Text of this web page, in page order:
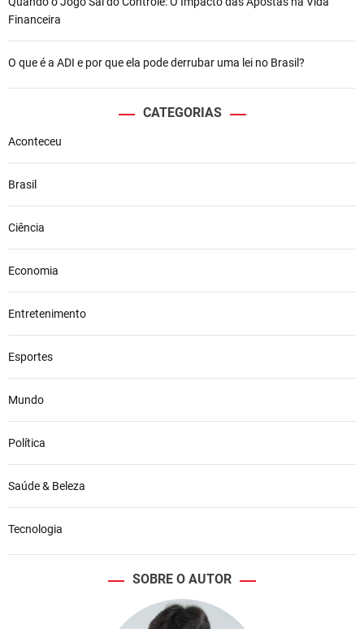
Financeira
O que é a ADI e por que ela pode derrubar uma lei no Brasil?
CATEGORIAS
Aconteceu
Brasil
Ciência
Economia
Entretenimento
Esportes
Mundo
Política
Saúde & Beleza
Tecnologia
SOBRE O AUTOR